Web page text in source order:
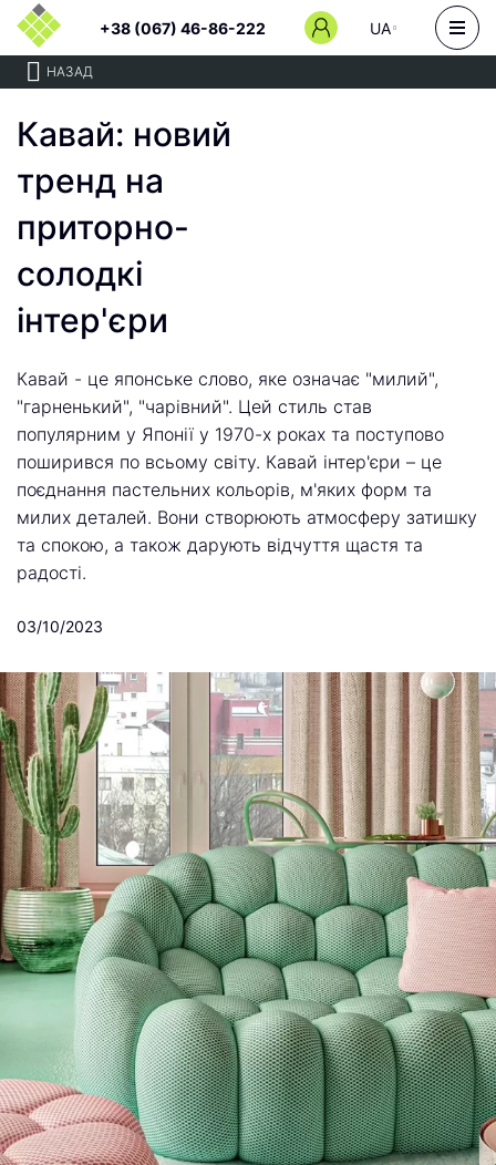
+38 (067) 46-86-222 UA
НАЗАД
Кавай: новий
тренд на
приторно-
солодкі
інтер'єри
Кавай - це японське слово, яке означає "милий",
"гарненький", "чарівний". Цей стиль став
популярним у Японії у 1970-х роках та поступово
поширився по всьому світу. Кавай інтер'єри – це
поєднання пастельних кольорів, м'яких форм та
милих деталей. Вони створюють атмосферу затишку
та спокою, а також дарують відчуття щастя та
радості.
03/10/2023